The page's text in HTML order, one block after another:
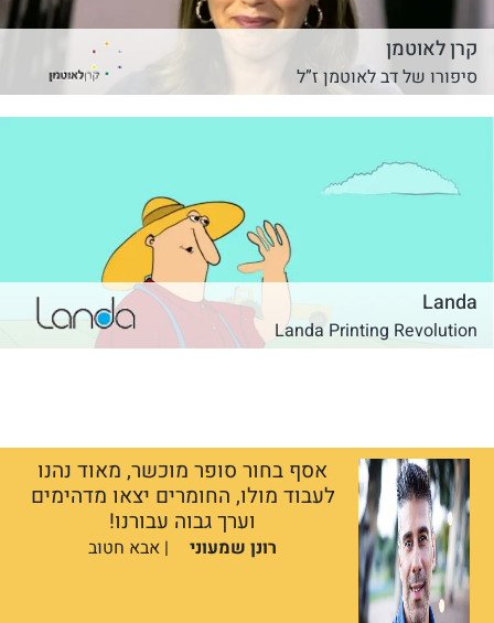
קרן לאוטמן
סיפורו של דב לאוטמן ז”ל
Landa
Landa Printing Revolution
אסף בחור סופר מוכשר, מאוד נהנו
לעבוד מולו, החומרים יצאו מדהימים
וערך גבוה עבורנו!
רונן שמעוני | אבא חטוב